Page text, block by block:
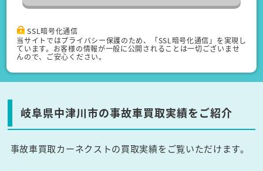
SSL暗号化通信
当サイトではプライバシー保護のため、「SSL暗号化通信」を実現し
ています。お客様の情報が一般に公開されることは一切ございませ
んので、ご安心ください。
岐阜県中津川市の事故車買取実績をご紹介
事故車買取カーネクストの買取実績をご覧いただけます。